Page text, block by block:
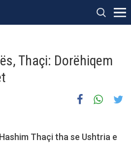
Thaçi: Dorëhiqem
Thaçi tha se Ushtria e